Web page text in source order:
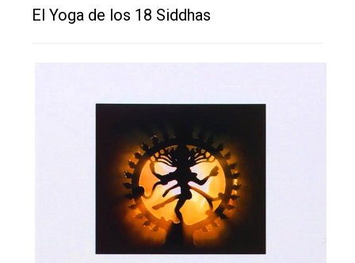
El Yoga de los 18 Siddhas